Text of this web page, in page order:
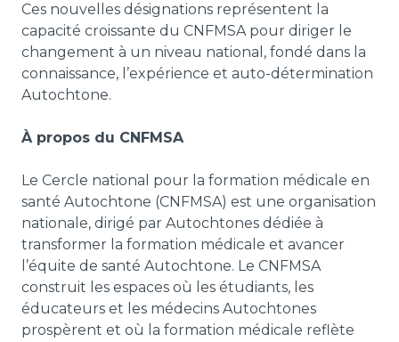
Ces nouvelles désignations représentent la
capacité croissante du CNFMSA pour diriger le
changement à un niveau national, fondé dans la
connaissance, l’expérience et auto-détermination
Autochtone.
À propos du CNFMSA
Le Cercle national pour la formation médicale en
santé Autochtone (CNFMSA) est une organisation
nationale, dirigé par Autochtones dédiée à
transformer la formation médicale et avancer
l’équite de santé Autochtone. Le CNFMSA
construit les espaces où les étudiants, les
éducateurs et les médecins Autochtones
prospèrent et où la formation médicale reflète